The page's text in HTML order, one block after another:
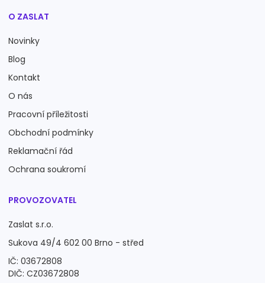
O ZASLAT
Novinky
Blog
Kontakt
O nás
Pracovní příležitosti
Obchodní podmínky
Reklamační řád
Ochrana soukromí
PROVOZOVATEL
Zaslat s.r.o.
Sukova 49/4 602 00 Brno - střed
IČ: 03672808
DIČ: CZ03672808